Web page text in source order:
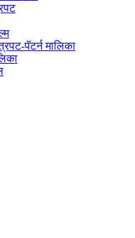
पॅटर्न मालिका